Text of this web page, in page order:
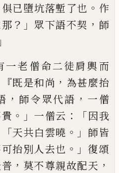
俱已墮坑落塹了也 。 作
？」 眾下語不契 ， 師
一老僧命二徒肩輿而
『既是和尚 ， 為甚麼抬
， 師令眾代語 ， 一僧
。」 一僧云 ：「因我
「天共白雲曉 。」 師皆
抬別人去也 。」復頌
， 莫不尊親故配天 ，